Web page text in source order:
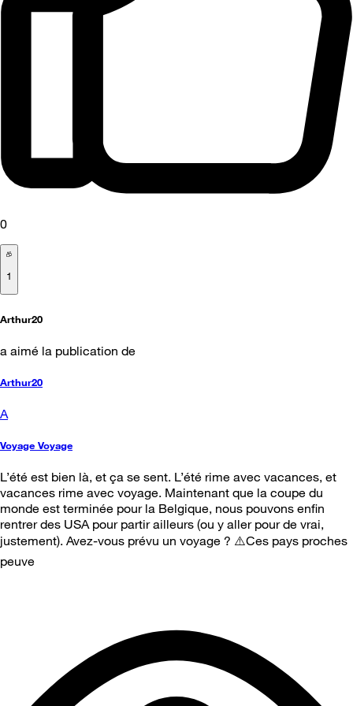
0
1
Arthur20
a aimé la publication de
Arthur20
A
Voyage Voyage
L’été est bien là, et ça se sent. L’été rime avec vacances, et
vacances rime avec voyage. Maintenant que la coupe du
monde est terminée pour la Belgique, nous pouvons enfin
rentrer des USA pour partir ailleurs (ou y aller pour de vrai,
justement). Avez-vous prévu un voyage ? ⚠️Ces pays proches
peuve